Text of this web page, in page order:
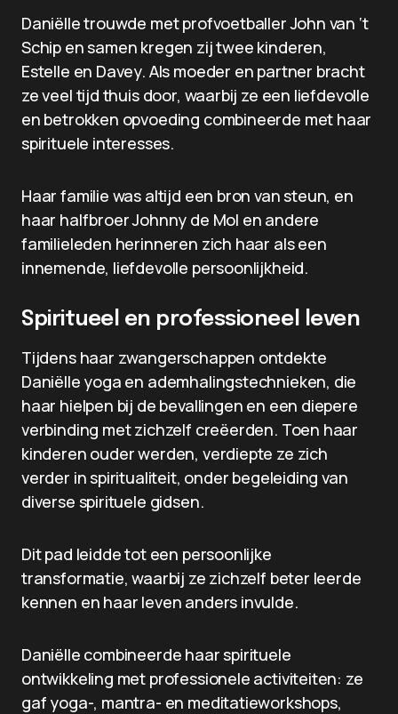
Daniëlle trouwde met profvoetballer John van ‘t
Schip en samen kregen zij twee kinderen,
Estelle en Davey. Als moeder en partner bracht
ze veel tijd thuis door, waarbij ze een liefdevolle
en betrokken opvoeding combineerde met haar
spirituele interesses.
Haar familie was altijd een bron van steun, en
haar halfbroer Johnny de Mol en andere
familieleden herinneren zich haar als een
innemende, liefdevolle persoonlijkheid.
Spiritueel en professioneel leven
Tijdens haar zwangerschappen ontdekte
Daniëlle yoga en ademhalingstechnieken, die
haar hielpen bij de bevallingen en een diepere
verbinding met zichzelf creëerden. Toen haar
kinderen ouder werden, verdiepte ze zich
verder in spiritualiteit, onder begeleiding van
diverse spirituele gidsen.
Dit pad leidde tot een persoonlijke
transformatie, waarbij ze zichzelf beter leerde
kennen en haar leven anders invulde.
Daniëlle combineerde haar spirituele
ontwikkeling met professionele activiteiten: ze
gaf yoga-, mantra- en meditatieworkshops,